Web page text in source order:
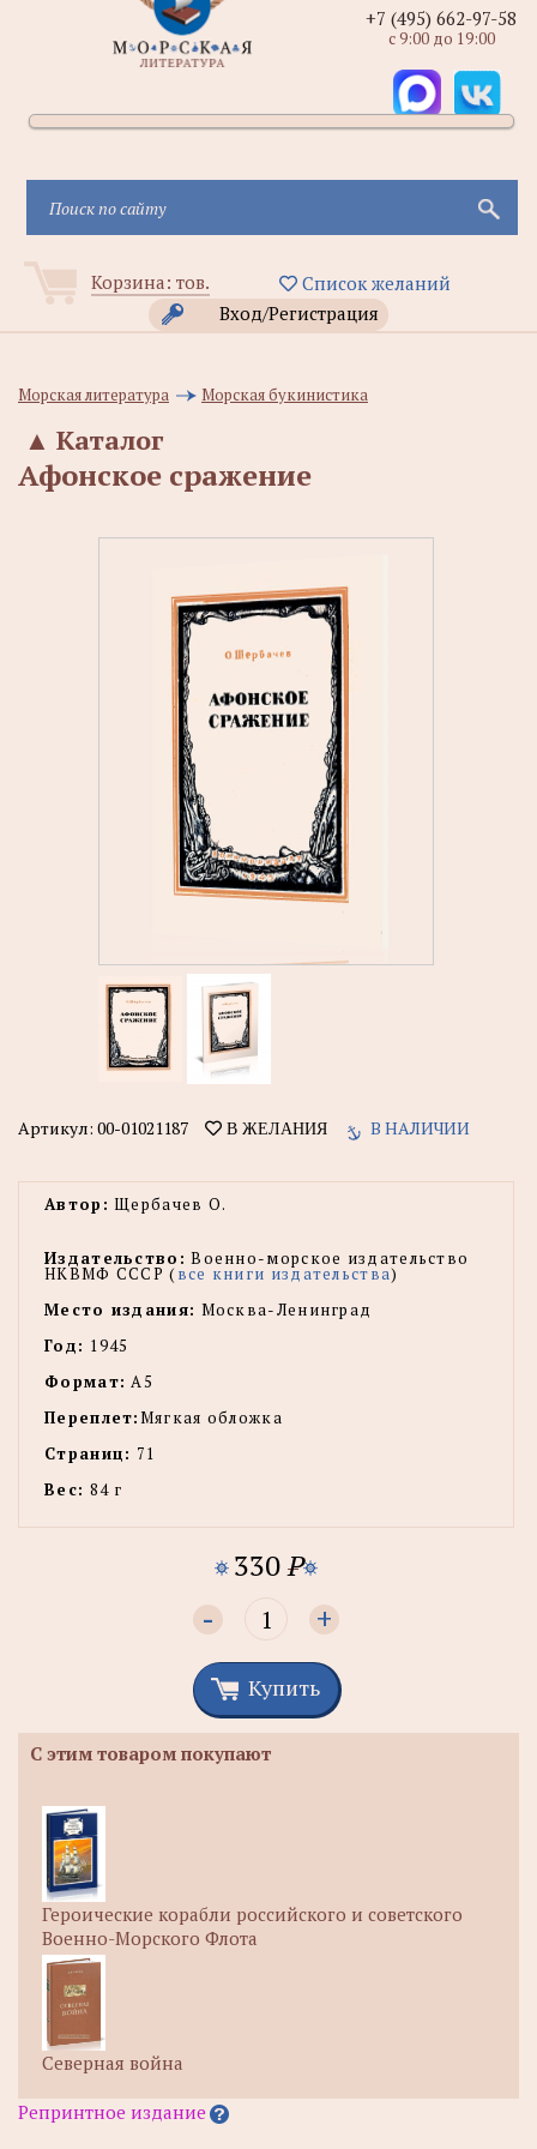
Корзина: тов.
Список желаний
Вход/Регистрация
+7 (495) 662-97-58
с 9:00 до 19:00
Морская литература Морская букинистика
Каталог
▲
Афонское сражение
Артикул: 00-01021187 В ЖЕЛАНИЯ В НАЛИЧИИ
Автор: Щербачев О.
Издательство: Военно-морское издательство
НКВМФ СССР (все книги издательства)
Место издания: Москва-Ленинград
Год: 1945
Формат: А5
Переплет:Мягкая обложка
Страниц: 71
Вес: 84 г
330P
- +
Купить
С этим товаром покупают
Героические корабли российского и советского
Военно-Морского Флота
Северная война
Репринтное издание